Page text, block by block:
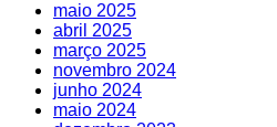
maio 2025
abril 2025
março 2025
novembro 2024
junho 2024
maio 2024